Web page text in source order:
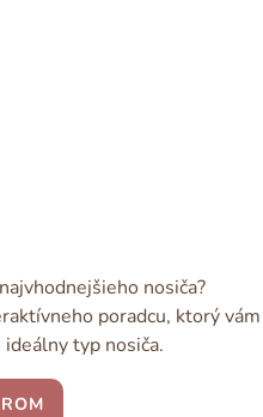
nosiča?
poradcu, ktorý vám
typ nosiča.